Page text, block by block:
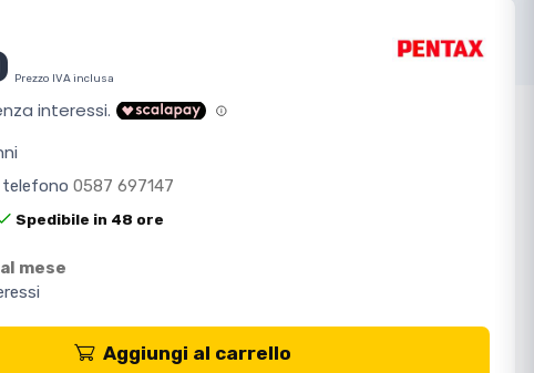
Prezzo IVA inclusa
telefono 0587 697147
Spedibile in 48 ore
mese
Aggiungi al carrello